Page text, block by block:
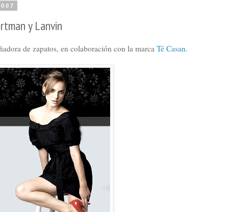
y Lanvin
de zapatos, en colaboración con la marca Té Casan.